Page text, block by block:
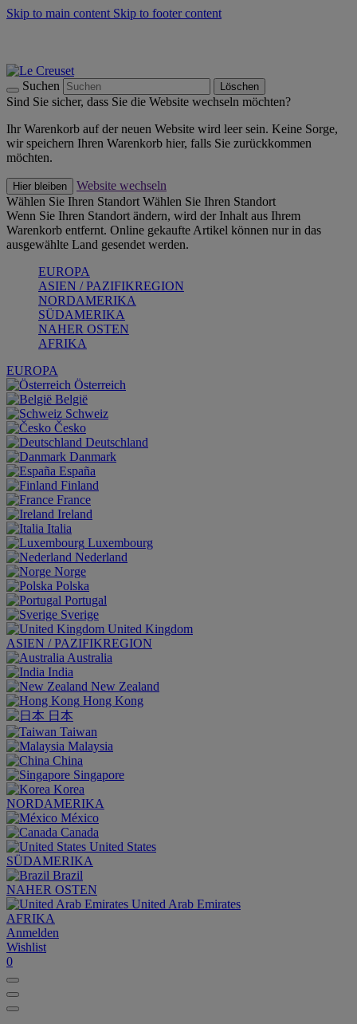
Skip to main content Skip to footer content
Suchen Löschen
Sind Sie sicher, dass Sie die Website wechseln möchten?
Ihr Warenkorb auf der neuen Website wird leer sein. Keine Sorge,
wir speichern Ihren Warenkorb hier, falls Sie zurückkommen
möchten.
Hier bleiben
Website wechseln
Wählen Sie Ihren Standort Wählen Sie Ihren Standort
Wenn Sie Ihren Standort ändern, wird der Inhalt aus Ihrem
Warenkorb entfernt. Online gekaufte Artikel können nur in das
ausgewählte Land gesendet werden.
EUROPA
ASIEN / PAZIFIKREGION
NORDAMERIKA
SÜDAMERIKA
NAHER OSTEN
AFRIKA
EUROPA
Österreich
België
Schweiz
Česko
Deutschland
Danmark
España
Finland
France
Ireland
Italia
Luxembourg
Nederland
Norge
Polska
Portugal
Sverige
United Kingdom
ASIEN / PAZIFIKREGION
Australia
India
New Zealand
Hong Kong
日本
Taiwan
Malaysia
China
Singapore
Korea
NORDAMERIKA
México
Canada
United States
SÜDAMERIKA
Brazil
NAHER OSTEN
United Arab Emirates
AFRIKA
Anmelden
Wishlist
0